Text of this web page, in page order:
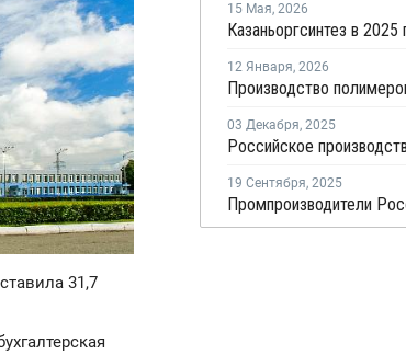
31,7
15 Мая, 2026
12 Января, 2026
03 Декабря, 2025
19 Сентября, 2025